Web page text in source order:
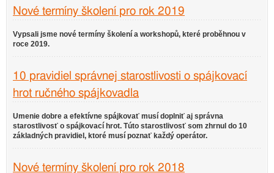
Nové termíny školení pro rok 2019
Vypsali jsme nové termíny školení a workshopů, které proběhnou v
roce 2019.
10 pravidiel správnej starostlivosti o spájkovací
hrot ručného spájkovadla
Umenie dobre a efektívne spájkovať musí doplniť aj správna
starostlivosť o spájkovací hrot. Túto starostlivosť som zhrnul do 10
základných pravidiel, ktoré musí poznať každý operátor.
Nové termíny školení pro rok 2018